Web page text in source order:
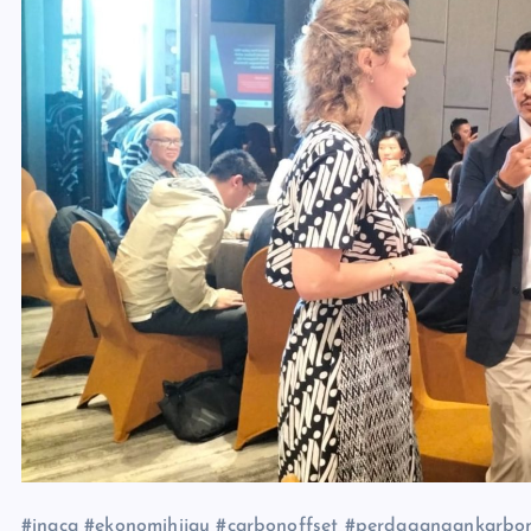
#inaca #ekonomihijau #carbonoffset